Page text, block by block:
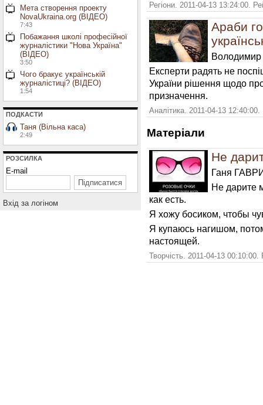
Мета створення проекту
NovaUkraina.org (ВІДЕО)
7:43
Побажання школі професійної
журналістики "Нова Україна"
(ВІДЕО)
3:50
Чого бракує українській
журналістиці? (ВІДЕО)
1:54
ПОДКАСТИ
Таня (Вільна каса)
2:49
РОЗСИЛКА
E-mail
Вхiд за логiном
Регіони. 2011-04-13 13:24:00.
Араби
Експерти радять не
України рішення щодо
призначення.
Аналітика. 2011-04-13
Матерiали
Не
Ганя
Не дарите
как есть.
Я хожу босиком, чтобы
Я купаюсь нагишом,
настоящей.
Творчість. 2011-04-13